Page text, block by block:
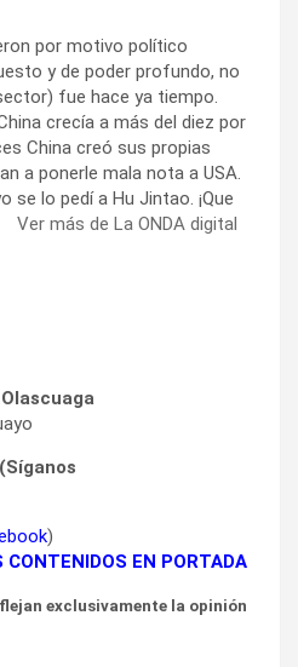
por motivo político
y de poder profundo, no
fue hace ya tiempo.
crecía a más del diez por
China creó sus propias
a ponerle mala nota a USA.
se lo pedí a Hu Jintao. ¡Que
Ver más de La ONDA digital
)
CONTENIDOS EN PORTADA
exclusivamente la opinión